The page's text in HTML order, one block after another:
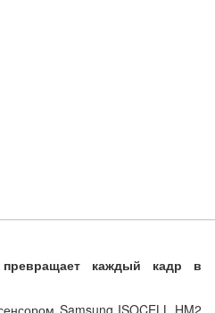
каждый кадр в